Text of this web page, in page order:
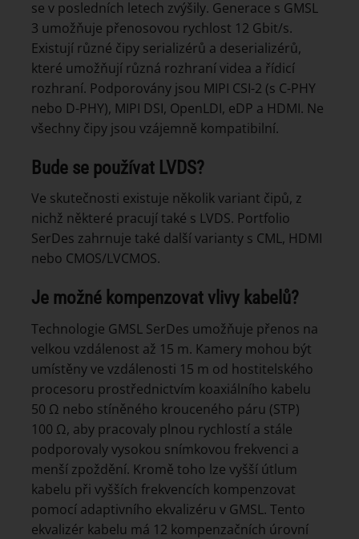
se v posledních letech zvýšily. Generace s GMSL
3 umožňuje přenosovou rychlost 12 Gbit/s.
Existují různé čipy serializérů a deserializérů,
které umožňují různá rozhraní videa a řídicí
rozhraní. Podporovány jsou MIPI CSI-2 (s C-PHY
nebo D-PHY), MIPI DSI, OpenLDI, eDP a HDMI. Ne
všechny čipy jsou vzájemně kompatibilní.
Bude se používat LVDS?
Ve skutečnosti existuje několik variant čipů, z
nichž některé pracují také s LVDS. Portfolio
SerDes zahrnuje také další varianty s CML, HDMI
nebo CMOS/LVCMOS.
Je možné kompenzovat vlivy kabelů?
Technologie GMSL SerDes umožňuje přenos na
velkou vzdálenost až 15 m. Kamery mohou být
umístěny ve vzdálenosti 15 m od hostitelského
procesoru prostřednictvím koaxiálního kabelu
50 Ω nebo stíněného krouceného páru (STP)
100 Ω, aby pracovaly plnou rychlostí a stále
podporovaly vysokou snímkovou frekvenci a
menší zpoždění. Kromě toho lze vyšší útlum
kabelu při vyšších frekvencích kompenzovat
pomocí adaptivního ekvalizéru v GMSL. Tento
ekvalizér kabelu má 12 kompenzačních úrovní